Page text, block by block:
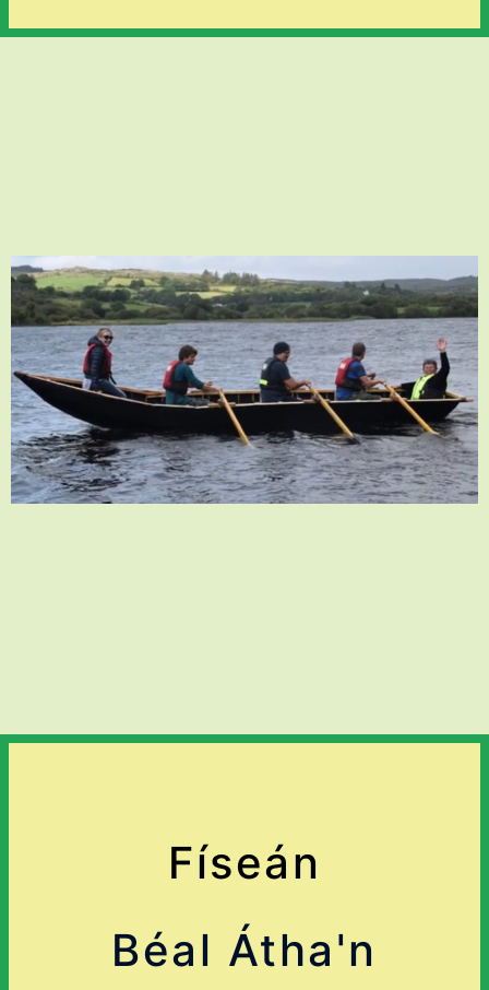
Físeán
Béal Átha'n